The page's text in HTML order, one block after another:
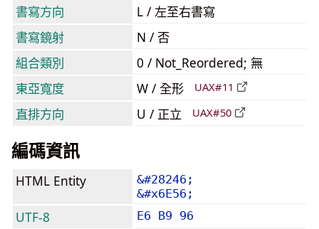
書寫方向
L / 左至右書寫
書寫鏡射
N / 否
組合類別
0 / Not_Reordered; 無
東亞寬度
W / 全形 UAX#11
直排方向 U / 正立 UAX#50
編碼資訊
HTML Entity
&#28246;
&#x6E56;
UTF-8 E6 B9 96